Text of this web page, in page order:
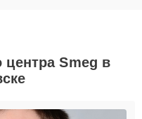
центра Smeg в